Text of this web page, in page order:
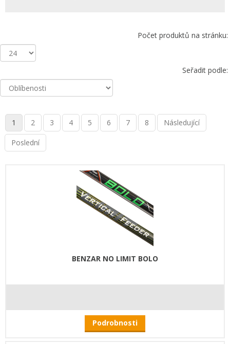
Počet produktů na stránku:
Seřadit podle:
1 2 3 4 5 6 7 8 Následující
Poslední
BENZAR NO LIMIT BOLO
Podrobnosti